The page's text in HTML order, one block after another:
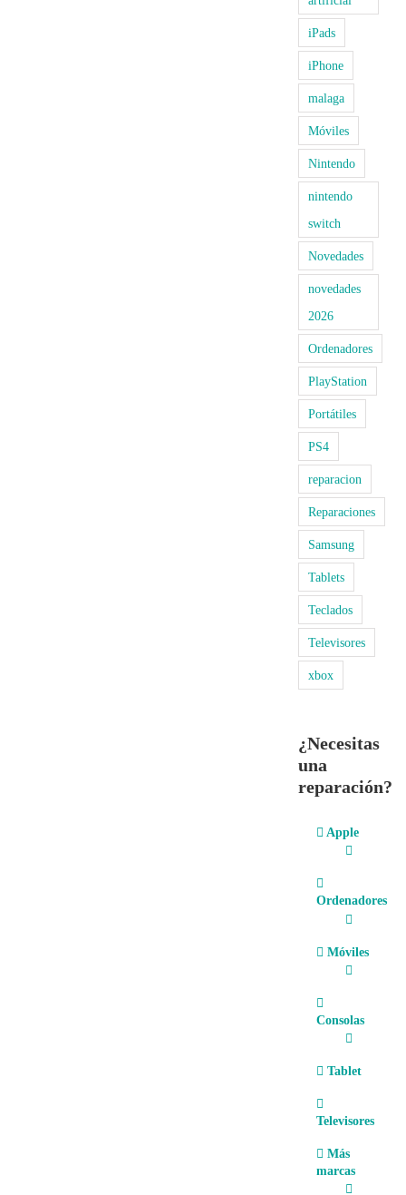
iPads
iPhone
malaga
Móviles
Nintendo
nintendo
switch
Novedades
novedades
2026
Ordenadores
PlayStation
Portátiles
PS4
reparacion
Reparaciones
Samsung
Tablets
Teclados
Televisores
xbox
¿Necesitas
una
reparación?
Apple
Ordenadores
Móviles
Consolas
Tablet
Televisores
Más
marcas